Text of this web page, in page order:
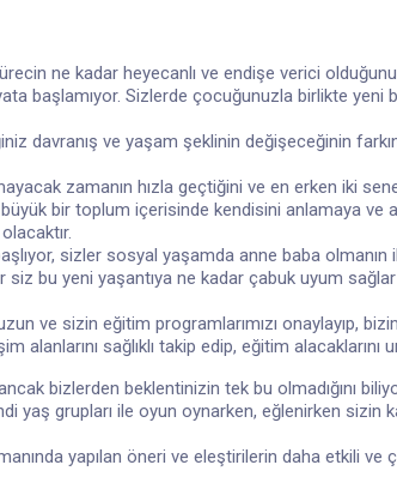
ne kadar heyecanlı ve endişe verici
başlamıyor. Sizlerde çocuğunuzla birlikte
ve yaşam şeklinin değişeceğinin
zamanın hızla geçtiğini ve en erken iki
bir toplum içerisinde kendisini anlamaya ve
sizler sosyal yaşamda anne baba olmanın
bu yeni yaşantıya ne kadar çabuk uyum
ve sizin eğitim programlarımızı onaylayıp,
alanlarını sağlıklı takip edip, eğitim
bizlerden beklentinizin tek bu olmadığını
yaş grupları ile oyun oynarken, eğlenirken
yapılan öneri ve eleştirilerin daha etkili ve